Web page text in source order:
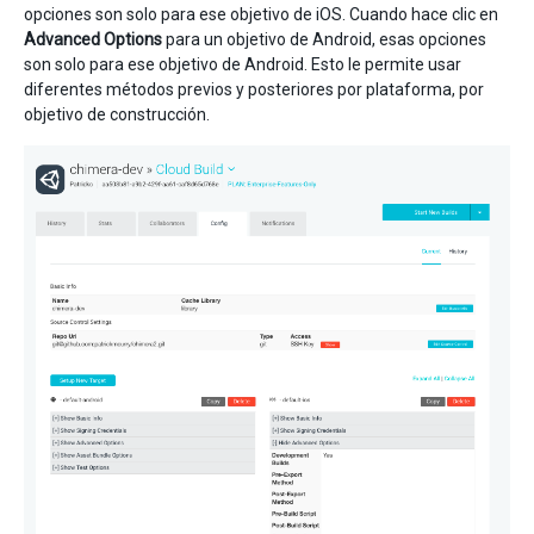
opciones son solo para ese objetivo de iOS. Cuando hace clic en
Advanced Optionspara un objetivo de Android, esas opciones
son solo para ese objetivo de Android. Esto le permite usar
diferentes métodos previos y posteriores por plataforma, por
objetivo de construcción.